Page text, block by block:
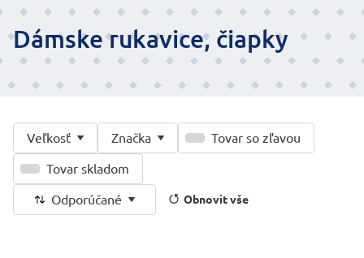
Dámske rukavice, čiapky
Veľkosť Značka Tovar so zľavou
Tovar skladom
Odporúčané Obnovit vše